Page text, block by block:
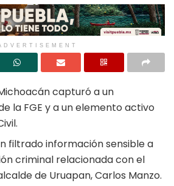
capturó a un
la FGE y a un elemento activo
filtrado información sensible a
criminal relacionada con el
de Uruapan, Carlos Manzo.